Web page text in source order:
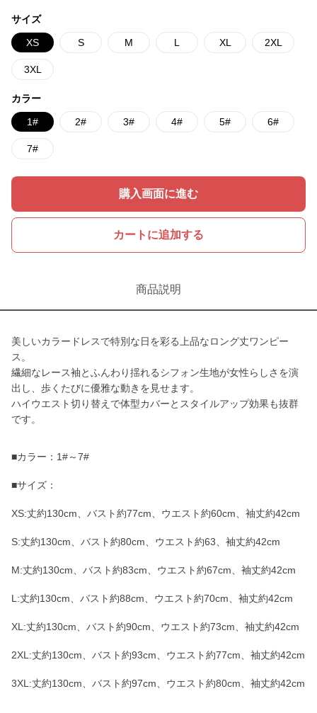
サイズ
XS S M L XL 2XL
3XL
カラー
1# 2# 3# 4# 5# 6#
7#
購入画面に進む
カートに追加する
商品説明
美しいカラードレスで特別な日を彩る上品なロング丈ワンピー
ス。
繊細なレース袖とふんわり揺れるシフォン生地が女性らしさを演
出し、歩くたびに優雅な動きを見せます。
ハイウエスト切り替えで体型カバーとスタイルアップ効果も抜群
です。
■カラー：1#～7#
■サイズ：
XS:丈約130cm、バスト約77cm、ウエスト約60cm、袖丈約42cm
S:丈約130cm、バスト約80cm、ウエスト約63、袖丈約42cm
M:丈約130cm、バスト約83cm、ウエスト約67cm、袖丈約42cm
L:丈約130cm、バスト約88cm、ウエスト約70cm、袖丈約42cm
XL:丈約130cm、バスト約90cm、ウエスト約73cm、袖丈約42cm
2XL:丈約130cm、バスト約93cm、ウエスト約77cm、袖丈約42cm
3XL:丈約130cm、バスト約97cm、ウエスト約80cm、袖丈約42cm